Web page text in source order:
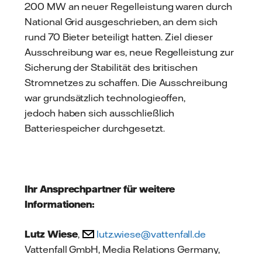
200 MW an neuer Regelleistung waren durch
National Grid ausgeschrieben, an dem sich
rund 70 Bieter beteiligt hatten. Ziel dieser
Ausschreibung war es, neue Regelleistung zur
Sicherung der Stabilität des britischen
Stromnetzes zu schaffen. Die Ausschreibung
war grundsätzlich technologieoffen,
jedoch haben sich ausschließlich
Batteriespeicher durchgesetzt.
Ihr Ansprechpartner für weitere
Informationen:
Lutz Wiese,
lutz.wiese@vattenfall.de
Vattenfall GmbH, Media Relations Germany,